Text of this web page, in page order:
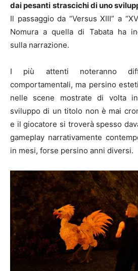
dai pesanti strascichi di uno
Il passaggio da “Versus XIII” a
Nomura a quella di Tabata ha
sulla narrazione.
I più attenti noteranno
comportamentali, ma persino
nelle scene mostrate di volta
sviluppo di un titolo non è mai
e il giocatore si troverà spesso
gameplay narrativamente
in mesi, forse persino anni diversi.